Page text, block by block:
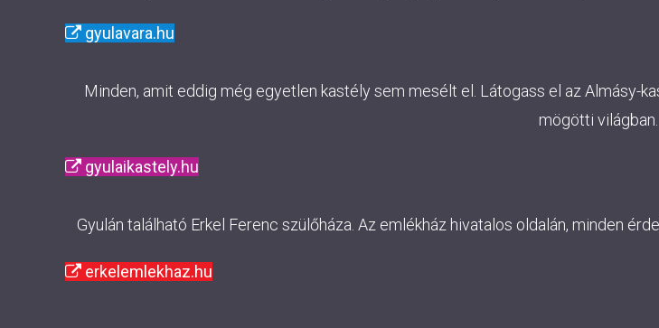
gyulavara.hu
Minden, amit eddig még egyetlen kastély sem mesélt el. Látogass el az Almásy-
mögötti világban.
gyulaikastely.hu
Gyulán található Erkel Ferenc szülőháza. Az emlékház hivatalos oldalán, minden
erkelemlekhaz.hu